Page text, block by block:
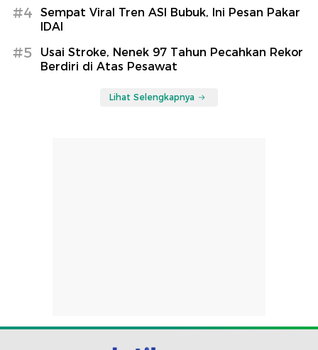
#4
Sempat Viral Tren ASI Bubuk, Ini Pesan Pakar
IDAI
#5
Usai Stroke, Nenek 97 Tahun Pecahkan Rekor
Berdiri di Atas Pesawat
Lihat Selengkapnya